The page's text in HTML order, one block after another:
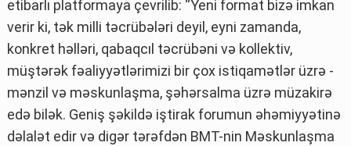
etibarlı platformaya çevrilib: “Yeni format bizə imkan
verir ki, tək milli təcrübələri deyil, eyni zamanda,
konkret həlləri, qabaqcıl təcrübəni və kollektiv,
müştərək fəaliyyətlərimizi bir çox istiqamətlər üzrə -
mənzil və məskunlaşma, şəhərsalma üzrə müzakirə
edə bilək. Geniş şəkildə iştirak forumun əhəmiyyətinə
dəlalət edir və digər tərəfdən BMT-nin Məskunlaşma